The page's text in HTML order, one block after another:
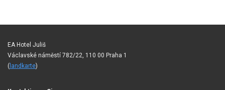
EA Hotel Juliš
Václavské náměstí 782/22, 110 00 Praha 1
( landkarte)